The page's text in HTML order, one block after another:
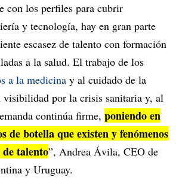
con los perfiles para cubrir
y tecnología, hay en gran parte
escasez de talento con formación
a la salud. El trabajo de los
a la medicina y al cuidado de la
visibilidad por la crisis sanitaria y, al
continúa firme, poniendo en
de botella que existen y fenómenos
talento”, Andrea Ávila, CEO de
y Uruguay.